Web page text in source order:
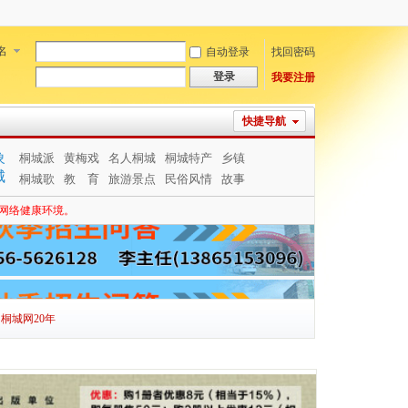
自动登录
找回密码
登录
我要注册
快捷导航
桐城派 黄梅戏 名人桐城 桐城特产
乡镇
桐城歌
教 育 旅游景点 民俗风情 故事
络健康环境。
桐城网20年